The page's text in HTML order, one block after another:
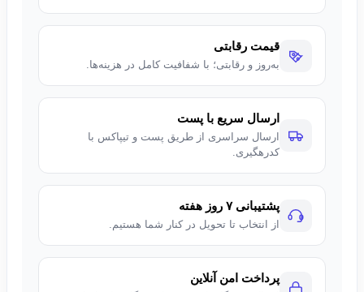
قیمت رقابتی
به‌روز و رقابتی؛ با شفافیت کامل در هزینه‌ها.
ارسال سریع با پست
ارسال سراسری از طریق پست و تیپاکس با
کدرهگیری.
پشتیبانی ۷ روز هفته
از انتخاب تا تحویل در کنار شما هستیم.
پرداخت امن آنلاین